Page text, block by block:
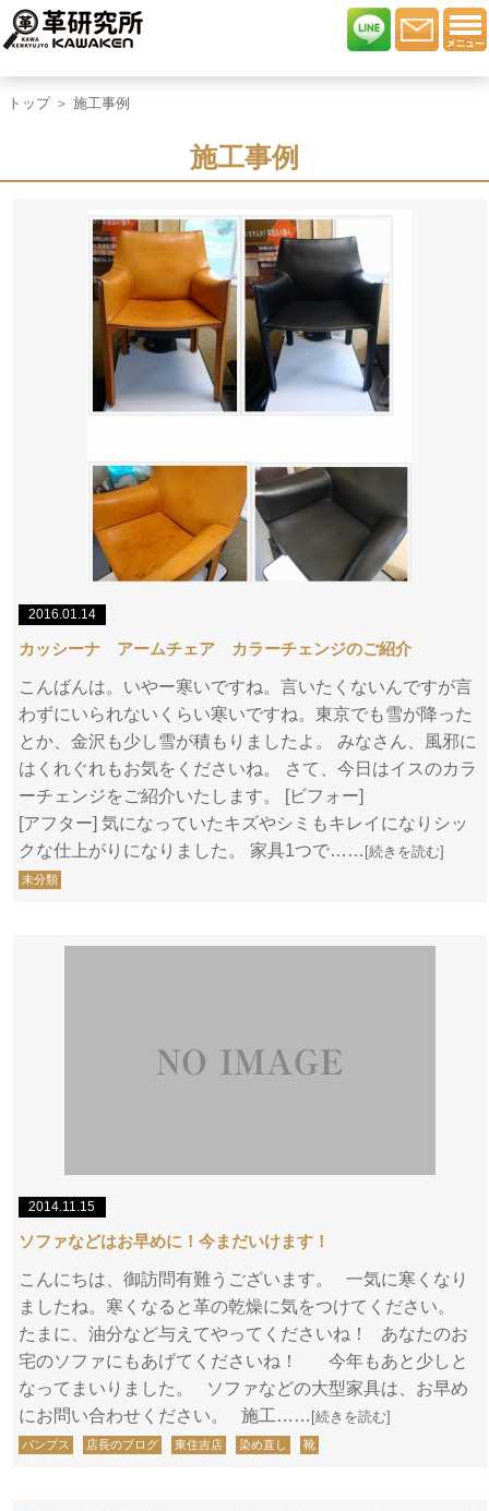
トップ＞ 施工事例
施工事例
2016.01.14
カッシーナ アームチェア カラーチェンジのご紹介
こんばんは。いやー寒いですね。言いたくないんですが言
わずにいられないくらい寒いですね。東京でも雪が降った
とか、金沢も少し雪が積もりましたよ。 みなさん、風邪に
はくれぐれもお気をくださいね。 さて、今日はイスのカラ
ーチェンジをご紹介いたします。 [ビフォー]
[アフター] 気になっていたキズやシミもキレイになりシッ
クな仕上がりになりました。 家具1つで…… [続きを読む]
未分類
2014.11.15
ソファなどはお早めに！今まだいけます！
こんにちは、御訪問有難うございます。 一気に寒くなり
ましたね。寒くなると革の乾燥に気をつけてください。
たまに、油分など与えてやってくださいね！ あなたのお
宅のソファにもあげてくださいね！ 今年もあと少しと
なってまいりました。 ソファなどの大型家具は、お早め
にお問い合わせください。 施工…… [続きを読む]
パンプス 店長のブログ 東住吉店 染め直し 靴